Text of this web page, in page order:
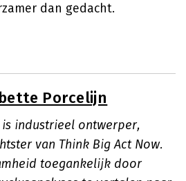
dan gedacht.
Porcelijn
industrieel ontwerper,
van Think Big Act Now.
toegankelijk door